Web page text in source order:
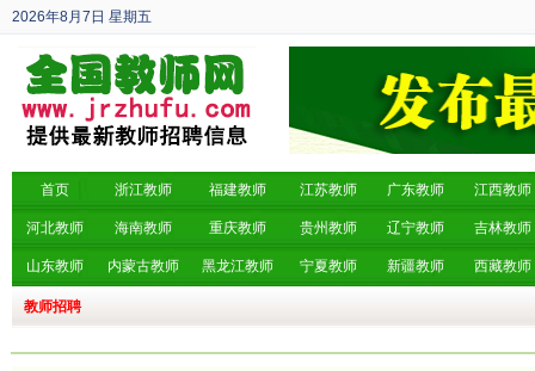
2026年8月7日 星期五
丙午年 六月廿五
首页 浙江教师 福建教师 江苏教师 广东教师 江西教师
河北教师 海南教师 重庆教师 贵州教师 辽宁教师 吉林教师
山东教师 内蒙古教师 黑龙江教师 宁夏教师 新疆教师 西藏教师
教师招聘